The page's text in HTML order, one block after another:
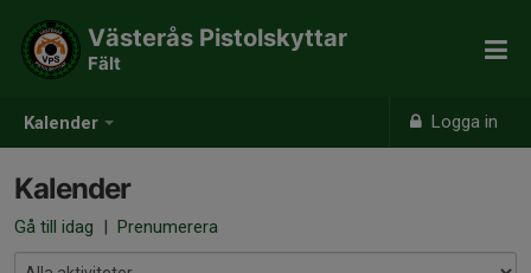
Kalender Logga in
Västerås Pistolskyttar
Fält
Kalender
Gå till idag | Prenumerera